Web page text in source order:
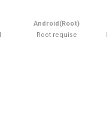
Android(Root)
Root requise